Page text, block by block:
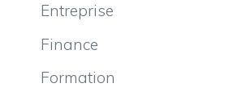
Entreprise
Finance
Formation